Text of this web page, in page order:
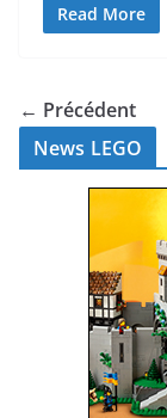
Read More
← Précédent
News LEGO